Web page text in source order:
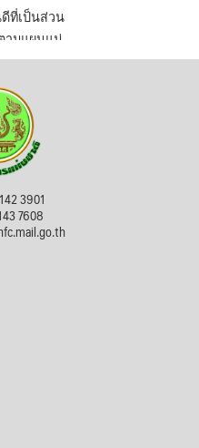
ที่เป็นส่วน
ามแผนแม่
.-มิ.ย.) มี
ะการค้า
ออกได้
3901
7608